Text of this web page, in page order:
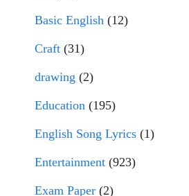
Basic English (12)
Craft (31)
drawing (2)
Education (195)
English Song Lyrics (1)
Entertainment (923)
Exam Paper (2)